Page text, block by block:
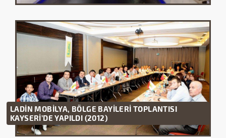
LADİN MOBİLYA, BÖLGE BAYİLERİ TOPLANTISI
KAYSERİ’DE YAPILDI (2012)